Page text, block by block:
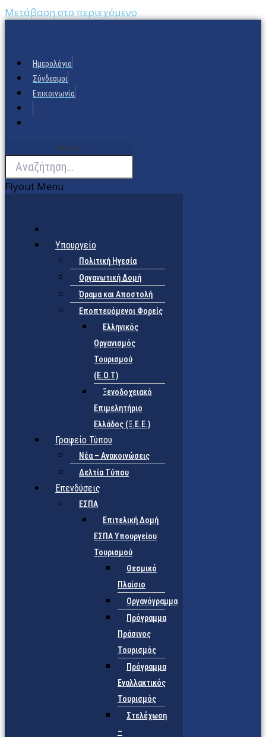
Μετάβαση στο περιεχόμενο
Ημερολόγιο
Σύνδεσμοι
Επικοινωνία
Search
Flyout Menu
Υπουργείο
Πολιτική Ηγεσία
Οργανωτική Δομή
Όραμα και Αποστολή
Εποπτευόμενοι Φορείς
Eλληνικός
Οργανισμός
Τουρισμού
(Ε.Ο.Τ)
Ξενοδοχειακό
Επιμελητήριο
Ελλάδος (Ξ.Ε.Ε.)
Γραφείο Τύπου
Νέα – Ανακοινώσεις
Δελτία Τύπου
Επενδύσεις
ΕΣΠΑ
Επιτελική Δομή
ΕΣΠΑ Υπουργείου
Τουρισμού
Θεσμικό
Πλαίσιο
Οργανόγραμμα
Πρόγραμμα
Πράσινος
Τουρισμός
Πρόγραμμα
Εναλλακτικός
Τουρισμός
Στελέχωση
–